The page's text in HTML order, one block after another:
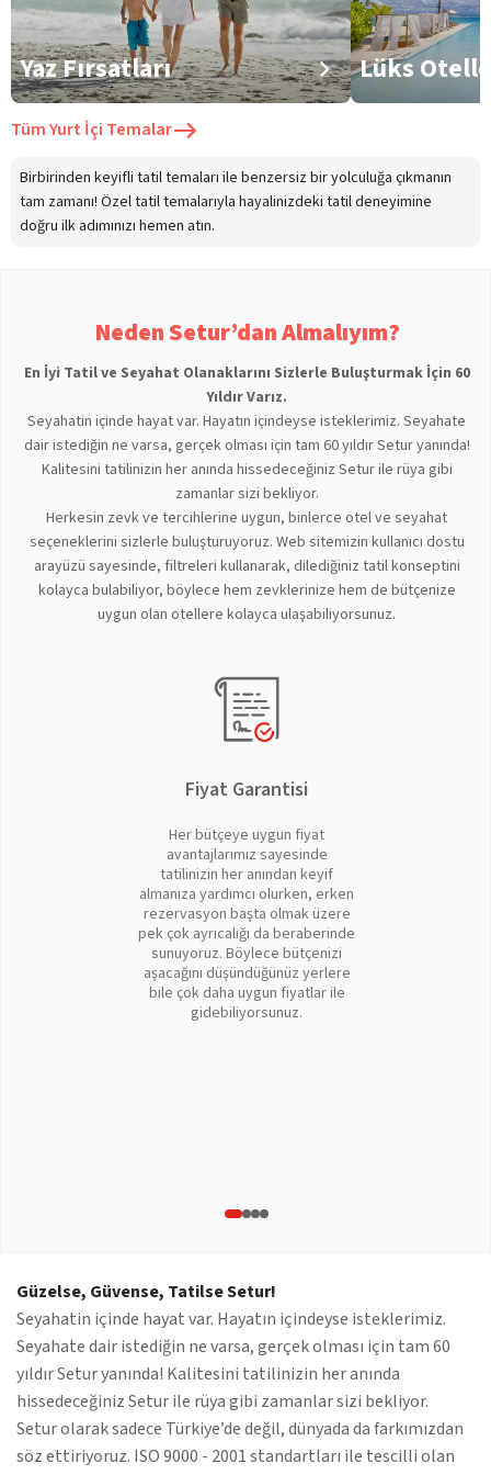
Yaz Fırsatları Lüks
TümYurt İçi Temalar
Birbirinden keyifli tatil temaları ile benzersiz bir yolculuğa çıkmanın
tam zamanı! Özel tatil temalarıyla hayalinizdeki tatil deneyimine
doğru ilk adımınızı hemen atın.
Neden Setur’dan Almalıyım?
En İyi Tatil ve Seyahat Olanaklarını Sizlerle Buluşturmak İçin 60
Yıldır Varız.
Seyahatin içinde hayat var. Hayatın içindeyse isteklerimiz. Seyahate
dair istediğin ne varsa, gerçek olması için tam 60 yıldır Setur yanında!
Kalitesini tatilinizin her anında hissedeceğiniz Setur ile rüya gibi
zamanlar sizi bekliyor.
Herkesin zevk ve tercihlerine uygun, binlerce otel ve seyahat
seçeneklerini sizlerle buluşturuyoruz. Web sitemizin kullanıcı dostu
arayüzü sayesinde, filtreleri kullanarak, dilediğiniz tatil konseptini
kolayca bulabiliyor, böylece hem zevklerinize hem de bütçenize
uygun olan otellere kolayca ulaşabiliyorsunuz.
Fiyat Garantisi
Her bütçeye uygun fiyat
avantajlarımız sayesinde
tatilinizin her anından keyif
almanıza yardımcı olurken, erken
rezervasyon başta olmak üzere
pek çok ayrıcalığı da beraberinde
sunuyoruz. Böylece bütçenizi
aşacağını düşündüğünüz yerlere
bile çok daha uygun fiyatlar ile
gidebiliyorsunuz.
Güzelse, Güvense, Tatilse Setur!
Seyahatin içinde hayat var. Hayatın içindeyse isteklerimiz.
Seyahate dair istediğin ne varsa, gerçek olması için tam 60
yıldır Setur yanında! Kalitesini tatilinizin her anında
hissedeceğiniz Setur ile rüya gibi zamanlar sizi bekliyor.
Setur olarak sadece Türkiye’de değil, dünyada da farkımızdan
söz ettiriyoruz. ISO 9000 - 2001 standartları ile tescilli olan